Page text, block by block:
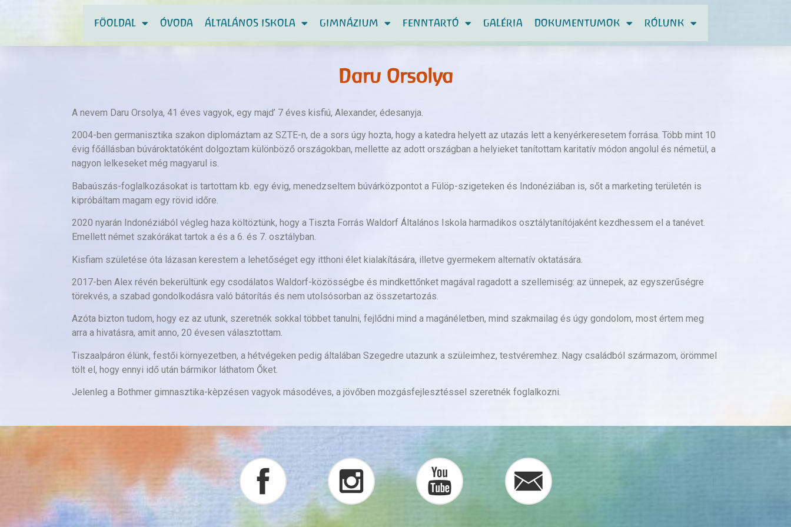
FÖOLDAL ÓVODA ÁLTALÁNOS ISKOLA GIMNÁZIUM FENNTARTÓ GALÉRIA DOKUMENTUMOK RÓLUNK
Daru Orsolya
A nevem Daru Orsolya, 41 éves vagyok, egy majd’ 7 éves kisfiú, Alexander, édesanyja.
2004-ben germanisztika szakon diplomáztam az SZTE-n, de a sors úgy hozta, hogy a katedra helyett az utazás lett a kenyérkeresetem forrása. Több mint 10
évig főállásban búvároktatóként dolgoztam különböző országokban, mellette az adott országban a helyieket tanítottam karitatív módon angolul és németül, a
nagyon lelkeseket még magyarul is.
Babaúszás-foglalkozásokat is tartottam kb. egy évig, menedzseltem búvárközpontot a Fülöp-szigeteken és Indonéziában is, sőt a marketing területén is
kipróbáltam magam egy rövid időre.
2020 nyarán Indonéziából végleg haza költöztünk, hogy a Tiszta Forrás Waldorf Általános Iskola harmadikos osztálytanítójaként kezdhessem el a tanévet.
Emellett német szakórákat tartok a és a 6. és 7. osztályban.
Kisfiam születése óta lázasan kerestem a lehetőséget egy itthoni élet kialakítására, illetve gyermekem alternatív oktatására.
2017-ben Alex révén bekerültünk egy csodálatos Waldorf-közösségbe és mindkettőnket magával ragadott a szellemiség: az ünnepek, az egyszerűségre
törekvés, a szabad gondolkodásra való bátorítás és nem utolsósorban az összetartozás.
Azóta bizton tudom, hogy ez az utunk, szeretnék sokkal többet tanulni, fejlődni mind a magánéletben, mind szakmailag és úgy gondolom, most értem meg
arra a hivatásra, amit anno, 20 évesen választottam.
Tiszaalpáron élünk, festői környezetben, a hétvégeken pedig általában Szegedre utazunk a szüleimhez, testvéremhez. Nagy családból származom, örömmel
tölt el, hogy ennyi idő után bármikor láthatom Őket.
Jelenleg a Bothmer gimnasztika-kèpzésen vagyok másodéves, a jövőben mozgásfejlesztéssel szeretnék foglalkozni.